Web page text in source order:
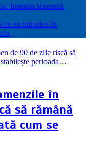
Instanța supremă
ce au introdus în
în
să rămână
cum se